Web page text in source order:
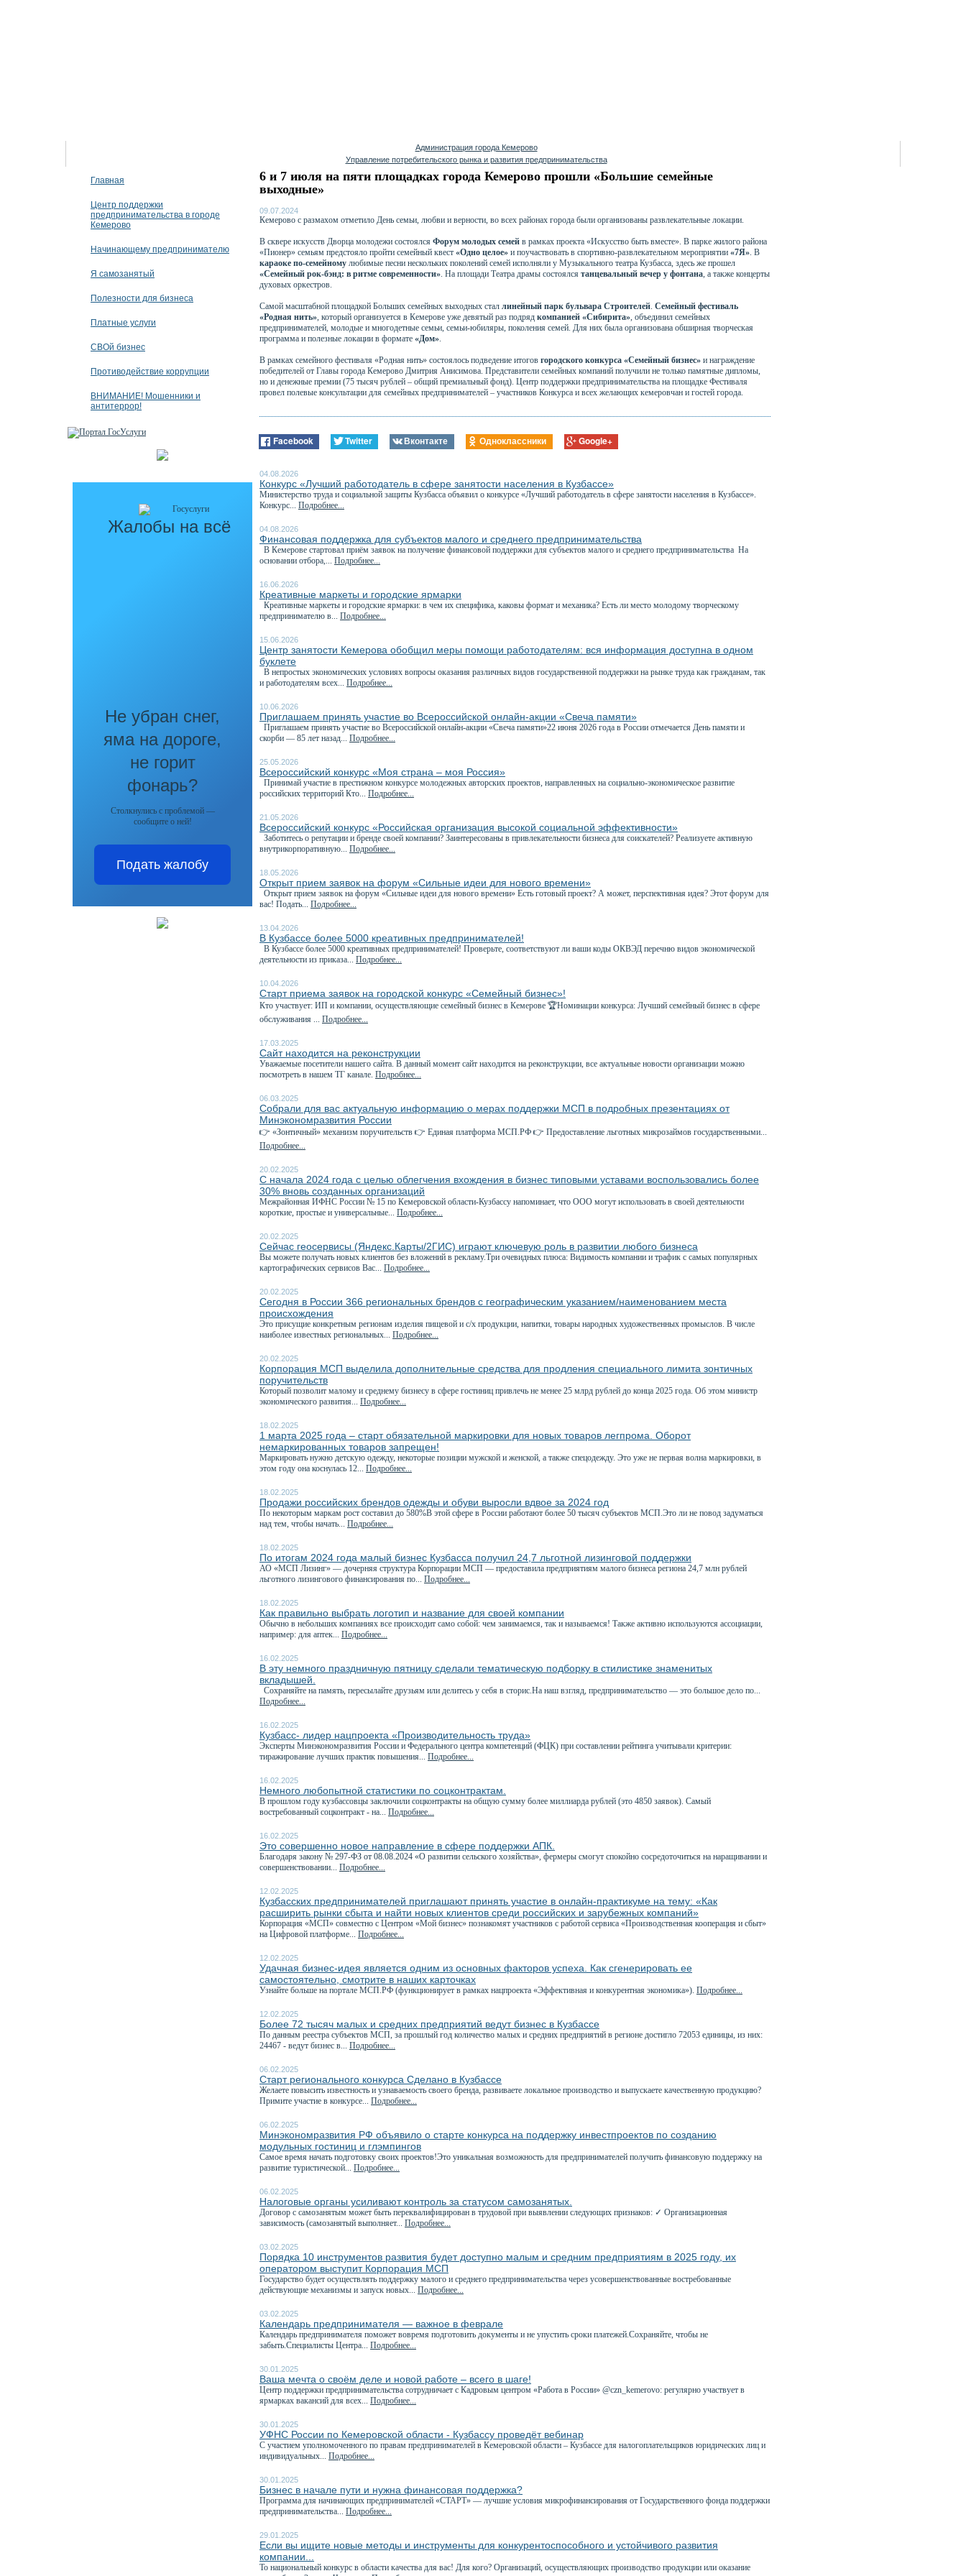
Администрация города Кемерово
Управление потребительского рынка и развития предпринимательства
Главная
Центр поддержки
предпринимательства в городе
Кемерово
Начинающему предпринимателю
Я самозанятый
Полезности для бизнеса
Платные услуги
СВОй бизнес
Противодействие коррупции
ВНИМАНИЕ! Мошенники и
антитеррор!
Жалобы на всё
Не убран снег,
яма на дороге,
не горит
фонарь?
Столкнулись с проблемой —
сообщите о ней!
Подать жалобу
6 и 7 июля на пяти площадках города Кемерово прошли «Большие семейные
выходные»
09.07.2024
Кемерово с размахом отметило День семьи, любви и верности, во всех районах города были организованы развлекательные локации.
В сквере искусств Дворца молодежи состоялся Форум молодых семей в рамках проекта «Искусство быть вместе». В парке жилого района
«Пионер» семьям предстояло пройти семейный квест «Одно целое» и поучаствовать в спортивно-развлекательном мероприятии «7Я». В
караоке по-семейному любимые песни нескольких поколений семей исполняли у Музыкального театра Кузбасса, здесь же прошел
«Семейный рок-бэнд: в ритме современности». На площади Театра драмы состоялся танцевальный вечер у фонтана, а также концерты
духовых оркестров.
Самой масштабной площадкой Больших семейных выходных стал линейный парк бульвара Строителей. Семейный фестиваль
«Родная нить», который организуется в Кемерове уже девятый раз подряд компанией «Сибирита», объединил семейных
предпринимателей, молодые и многодетные семьи, семьи-юбиляры, поколения семей. Для них была организована обширная творческая
программа и полезные локации в формате «Дом».
В рамках семейного фестиваля «Родная нить» состоялось подведение итогов городского конкурса «Семейный бизнес» и награждение
победителей от Главы города Кемерово Дмитрия Анисимова. Представители семейных компаний получили не только памятные дипломы,
но и денежные премии (75 тысяч рублей – общий премиальный фонд). Центр поддержки предпринимательства на площадке Фестиваля
провел полевые консультации для семейных предпринимателей – участников Конкурса и всех желающих кемеровчан и гостей города.
Facebook Twitter Вконтакте Одноклассники Google+
04.08.2026
Конкурс «Лучший работодатель в сфере занятости населения в Кузбассе»
Министерство труда и социальной защиты Кузбасса объявил о конкурсе «Лучший работодатель в сфере занятости населения в Кузбассе».
Конкурс... Подробнее...
04.08.2026
Финансовая поддержка для субъектов малого и среднего предпринимательства
В Кемерове стартовал приём заявок на получение финансовой поддержки для субъектов малого и среднего предпринимательства На
основании отбора,... Подробнее...
16.06.2026
Креативные маркеты и городские ярмарки
Креативные маркеты и городские ярмарки: в чем их специфика, каковы формат и механика? Есть ли место молодому творческому
предпринимателю в... Подробнее...
15.06.2026
Центр занятости Кемерова обобщил меры помощи работодателям: вся информация доступна в одном
буклете
В непростых экономических условиях вопросы оказания различных видов государственной поддержки на рынке труда как гражданам, так
и работодателям всех... Подробнее...
10.06.2026
Приглашаем принять участие во Всероссийской онлайн-акции «Свеча памяти»
Приглашаем принять участие во Всероссийской онлайн-акции «Свеча памяти»22 июня 2026 года в России отмечается День памяти и
скорби — 85 лет назад... Подробнее...
25.05.2026
Всероссийский конкурс «Моя страна – моя Россия»
Принимай участие в престижном конкурсе молодежных авторских проектов, направленных на социально-экономическое развитие
российских территорий Кто... Подробнее...
21.05.2026
Всероссийский конкурс «Российская организация высокой социальной эффективности»
Заботитесь о репутации и бренде своей компании? Заинтересованы в привлекательности бизнеса для соискателей? Реализуете активную
внутрикорпоративную... Подробнее...
18.05.2026
Открыт прием заявок на форум «Сильные идеи для нового времени»
Открыт прием заявок на форум «Сильные идеи для нового времени» Есть готовый проект? А может, перспективная идея? Этот форум для
вас! Подать... Подробнее...
13.04.2026
В Кузбассе более 5000 креативных предпринимателей!
В Кузбассе более 5000 креативных предпринимателей! Проверьте, соответствуют ли ваши коды ОКВЭД перечню видов экономической
деятельности из приказа... Подробнее...
10.04.2026
Старт приема заявок на городской конкурс «Семейный бизнес»!
Кто участвует: ИП и компании, осуществляющие семейный бизнес в Кемерове 🏆Номинации конкурса: Лучший семейный бизнес в сфере
обслуживания ... Подробнее...
17.03.2025
Сайт находится на реконструкции
Уважаемые посетители нашего сайта. В данный момент сайт находится на реконструкции, все актуальные новости организации можно
посмотреть в нашем ТГ канале. Подробнее...
06.03.2025
Собрали для вас актуальную информацию о мерах поддержки МСП в подробных презентациях от
Минэкономразвития России
👉 «Зонтичный» механизм поручительств 👉 Единая платформа МСП.РФ 👉 Предоставление льготных микрозаймов государственными...
Подробнее...
20.02.2025
С начала 2024 года с целью облегчения вхождения в бизнес типовыми уставами воспользовались более
30% вновь созданных организаций
Межрайонная ИФНС России № 15 по Кемеровской области-Кузбассу напоминает, что ООО могут использовать в своей деятельности
короткие, простые и универсальные... Подробнее...
20.02.2025
Сейчас геосервисы (Яндекс.Карты/2ГИС) играют ключевую роль в развитии любого бизнеса
Вы можете получать новых клиентов без вложений в рекламу.Три очевидных плюса: Видимость компании и трафик с самых популярных
картографических сервисов Вас... Подробнее...
20.02.2025
Сегодня в России 366 региональных брендов с географическим указанием/наименованием места
происхождения
Это присущие конкретным регионам изделия пищевой и с/х продукции, напитки, товары народных художественных промыслов. В числе
наиболее известных региональных... Подробнее...
20.02.2025
Корпорация МСП выделила дополнительные средства для продления специального лимита зонтичных
поручительств
Который позволит малому и среднему бизнесу в сфере гостиниц привлечь не менее 25 млрд рублей до конца 2025 года. Об этом министр
экономического развития... Подробнее...
18.02.2025
1 марта 2025 года – старт обязательной маркировки для новых товаров легпрома. Оборот
немаркированных товаров запрещен!
Маркировать нужно детскую одежду, некоторые позиции мужской и женской, а также спецодежду. Это уже не первая волна маркировки, в
этом году она коснулась 12... Подробнее...
18.02.2025
Продажи российских брендов одежды и обуви выросли вдвое за 2024 год
По некоторым маркам рост составил до 580%В этой сфере в России работают более 50 тысяч субъектов МСП.Это ли не повод задуматься
над тем, чтобы начать... Подробнее...
18.02.2025
По итогам 2024 года малый бизнес Кузбасса получил 24,7 льготной лизинговой поддержки
АО «МСП Лизинг» — дочерняя структура Корпорации МСП — предоставила предприятиям малого бизнеса региона 24,7 млн рублей
льготного лизингового финансирования по... Подробнее...
18.02.2025
Как правильно выбрать логотип и название для своей компании
Обычно в небольших компаниях все происходит само собой: чем занимаемся, так и называемся! Также активно используются ассоциации,
например: для аптек... Подробнее...
16.02.2025
В эту немного праздничную пятницу сделали тематическую подборку в стилистике знаменитых
вкладышей.
Сохраняйте на память, пересылайте друзьям или делитесь у себя в сторис.На наш взгляд, предпринимательство — это большое дело по...
Подробнее...
16.02.2025
Кузбасс- лидер нацпроекта «Производительность труда»
Эксперты Минэкономразвития России и Федерального центра компетенций (ФЦК) при составлении рейтинга учитывали критерии:
тиражирование лучших практик повышения... Подробнее...
16.02.2025
Немного любопытной статистики по соцконтрактам.
В прошлом году кузбассовцы заключили соцконтракты на общую сумму более миллиарда рублей (это 4850 заявок). Самый
востребованный соцконтракт - на... Подробнее...
16.02.2025
Это совершенно новое направление в сфере поддержки АПК.
Благодаря закону № 297-ФЗ от 08.08.2024 «О развитии сельского хозяйства», фермеры смогут спокойно сосредоточиться на наращивании и
совершенствовании... Подробнее...
12.02.2025
Кузбасских предпринимателей приглашают принять участие в онлайн-практикуме на тему: «Как
расширить рынки сбыта и найти новых клиентов среди российских и зарубежных компаний»
Корпорация «МСП» совместно с Центром «Мой бизнес» познакомят участников с работой сервиса «Производственная кооперация и сбыт»
на Цифровой платформе... Подробнее...
12.02.2025
Удачная бизнес-идея является одним из основных факторов успеха. Как сгенерировать ее
самостоятельно, смотрите в наших карточках
Узнайте больше на портале МСП.РФ (функционирует в рамках нацпроекта «Эффективная и конкурентная экономика»). Подробнее...
12.02.2025
Более 72 тысяч малых и средних предприятий ведут бизнес в Кузбассе
По данным реестра субъектов МСП, за прошлый год количество малых и средних предприятий в регионе достигло 72053 единицы, из них:
24467 - ведут бизнес в... Подробнее...
06.02.2025
Старт регионального конкурса Сделано в Кузбассе
Желаете повысить известность и узнаваемость своего бренда, развиваете локальное производство и выпускаете качественную продукцию?
Примите участие в конкурсе... Подробнее...
06.02.2025
Минэкономразвития РФ объявило о старте конкурса на поддержку инвестпроектов по созданию
модульных гостиниц и глэмпингов
Самое время начать подготовку своих проектов!Это уникальная возможность для предпринимателей получить финансовую поддержку на
развитие туристической... Подробнее...
06.02.2025
Налоговые органы усиливают контроль за статусом самозанятых.
Договор с самозанятым может быть переквалифицирован в трудовой при выявлении следующих признаков: ✓ Организационная
зависимость (самозанятый выполняет... Подробнее...
03.02.2025
Порядка 10 инструментов развития будет доступно малым и средним предприятиям в 2025 году, их
оператором выступит Корпорация МСП
Государство будет осуществлять поддержку малого и среднего предпринимательства через усовершенствованные востребованные
действующие механизмы и запуск новых... Подробнее...
03.02.2025
Календарь предпринимателя — важное в феврале
Календарь предпринимателя поможет вовремя подготовить документы и не упустить сроки платежей.Сохраняйте, чтобы не
забыть.Специалисты Центра... Подробнее...
30.01.2025
Ваша мечта о своём деле и новой работе – всего в шаге!
Центр поддержки предпринимательства сотрудничает с Кадровым центром «Работа в России» @czn_kemerovo: регулярно участвует в
ярмарках вакансий для всех... Подробнее...
30.01.2025
УФНС России по Кемеровской области - Кузбассу проведёт вебинар
C участием уполномоченного по правам предпринимателей в Кемеровской области – Кузбассе для налогоплательщиков юридических лиц и
индивидуальных... Подробнее...
30.01.2025
Бизнес в начале пути и нужна финансовая поддержка?
Программа для начинающих предпринимателей «СТАРТ» — лучшие условия микрофинансирования от Государственного фонда поддержки
предпринимательства... Подробнее...
29.01.2025
Если вы ищите новые методы и инструменты для конкурентоспособного и устойчивого развития
компании...
То национальный конкурс в области качества для вас! Для кого? Организаций, осуществляющих производство продукции или оказание